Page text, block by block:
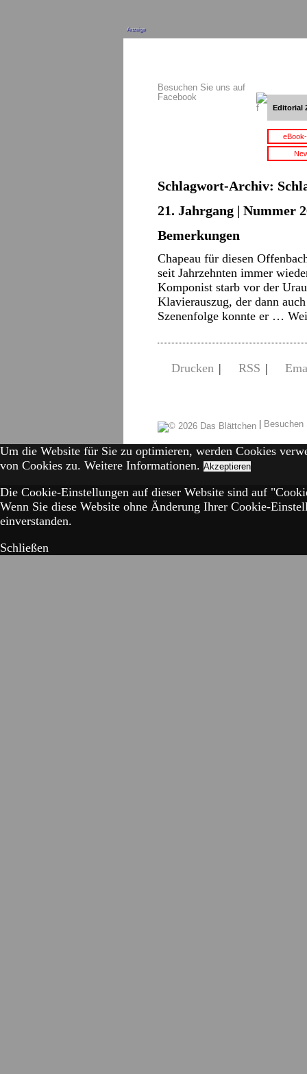
Anzeige
Besuchen Sie uns auf
Facebook
Editorial
Schlagwort-Archiv:
21. Jahrgang | Nummer
Bemerkungen
Chapeau für diesen
seit Jahrzehnten immer
Komponist starb vor der
Klavierauszug, der dann
Szenenfolge konnte er …
Drucken | RSS |
|
Um die Website für Sie zu optimieren, werden Cookies
von Cookies zu. Weitere Informationen. Akzeptieren
Die Cookie-Einstellungen auf dieser Website sind auf
Wenn Sie diese Website ohne Änderung Ihrer Cookie-
einverstanden.
Schließen